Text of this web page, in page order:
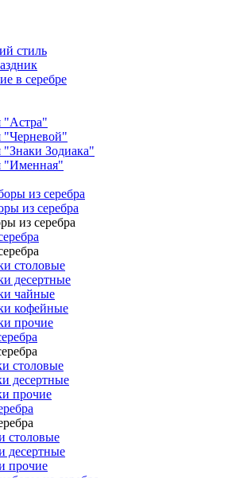
стиль
в серебре
"Астра"
"Черневой"
"Знаки Зодиака"
"Именная"
из серебра
из серебра
из серебра
столовые
десертные
чайные
кофейные
прочие
столовые
десертные
прочие
столовые
десертные
прочие